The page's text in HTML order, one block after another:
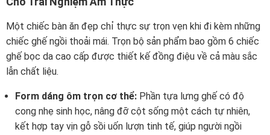
Một chiếc bàn ăn đẹp chỉ thực sự trọn vẹn khi đi kèm những
chiếc ghế ngồi thoải mái. Trọn bộ sản phẩm bao gồm 6 chiếc
ghế bọc da cao cấp được thiết kế đồng điệu về cả màu sắc
lẫn chất liệu.
Form dáng ôm trọn cơ thể: Phần tựa lưng ghế có độ
cong nhẹ sinh học, nâng đỡ cột sống một cách tự nhiên,
kết hợp tay vịn gỗ sồi uốn lượn tinh tế, giúp người ngồi